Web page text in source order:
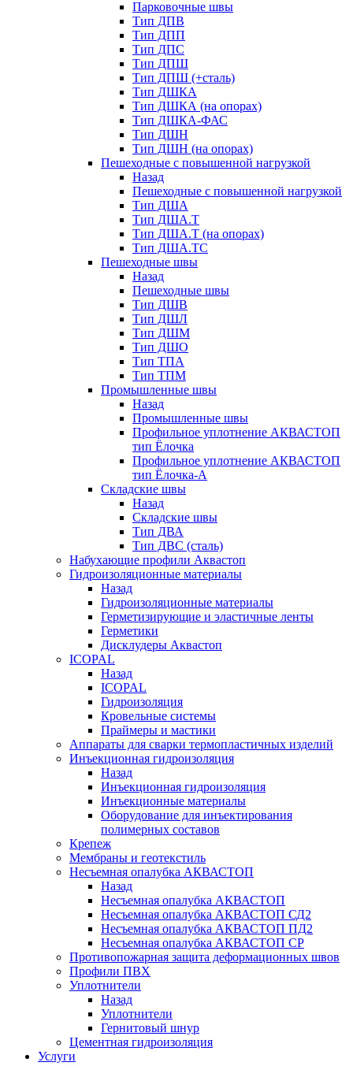
Парковочные швы
Тип ДПВ
Тип ДПП
Тип ДПС
Тип ДПШ
Тип ДПШ (+сталь)
Тип ДШКА
Тип ДШКА (на опорах)
Тип ДШКА-ФАС
Тип ДШН
Тип ДШН (на опорах)
Пешеходные с повышенной нагрузкой
Назад
Пешеходные с повышенной нагрузкой
Тип ДША
Тип ДША.Т
Тип ДША.Т (на опорах)
Тип ДША.ТС
Пешеходные швы
Назад
Пешеходные швы
Тип ДШВ
Тип ДШЛ
Тип ДШМ
Тип ДШО
Тип ТПА
Тип ТПМ
Промышленные швы
Назад
Промышленные швы
Профильное уплотнение АКВАСТОП
тип Ёлочка
Профильное уплотнение АКВАСТОП
тип Ёлочка-А
Складские швы
Назад
Складские швы
Тип ДВА
Тип ДВС (сталь)
Набухающие профили Аквастоп
Гидроизоляционные материалы
Назад
Гидроизоляционные материалы
Герметизирующие и эластичные ленты
Герметики
Дисклудеры Аквастоп
ICOPAL
Назад
ICOPAL
Гидроизоляция
Кровельные системы
Праймеры и мастики
Аппараты для сварки термопластичных изделий
Инъекционная гидроизоляция
Назад
Инъекционная гидроизоляция
Инъекционные материалы
Оборудование для инъектирования
полимерных составов
Крепеж
Мембраны и геотекстиль
Несъемная опалубка АКВАСТОП
Назад
Несъемная опалубка АКВАСТОП
Несъемная опалубка АКВАСТОП СД2
Несъемная опалубка АКВАСТОП ПД2
Несъемная опалубка АКВАСТОП СР
Противопожарная защита деформационных швов
Профили ПВХ
Уплотнители
Назад
Уплотнители
Гернитовый шнур
Цементная гидроизоляция
Услуги